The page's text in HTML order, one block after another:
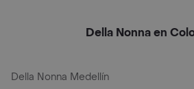
Della Nonna en
Della Nonna Medellín